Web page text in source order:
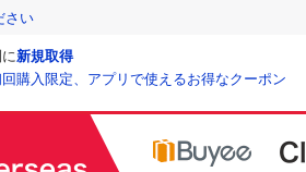
さい
新規取得
購入限定、アプリで使えるお得なクーポン